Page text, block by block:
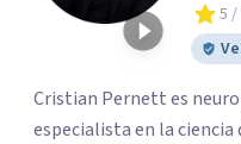
5 /
Cristian Pernett es
especialista en la ciencia